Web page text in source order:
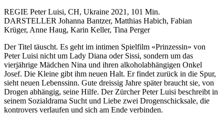
REGIE Peter Luisi, CH, Ukraine 2021, 101 Min.
DARSTELLER Johanna Bantzer, Matthias Habich, Fabian
Krüger, Anne Haug, Karin Keller, Tina Perger
Der Titel täuscht. Es geht im intimen Spielfilm «Prinzessin» von
Peter Luisi nicht um Lady Diana oder Sissi, sondern um das
vierjährige Mädchen Nina und ihren alkoholabhängigen Onkel
Josef. Die Kleine gibt ihm neuen Halt. Er findet zurück in die Spur,
sieht neuen Lebenssinn. Gute dreissig Jahre später braucht sie, von
Drogen abhängig, seine Hilfe. Der Zürcher Peter Luisi beschreibt in
seinem Sozialdrama Sucht und Liebe zwei Drogenschicksale, die
kontrovers verlaufen und sich am Ende verbinden.